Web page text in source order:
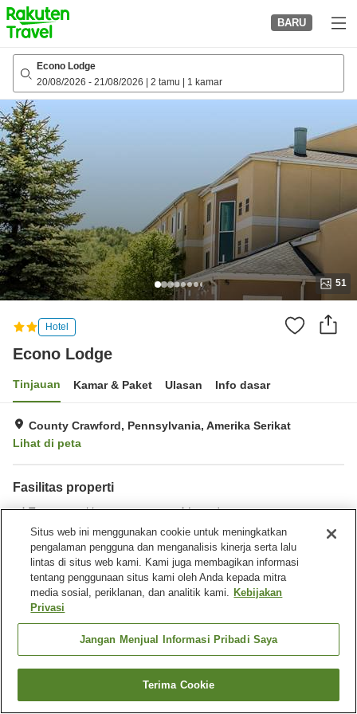
to
top
page
BARU
Econo Lodge
20/08/2026 - 21/08/2026 2 tamu 1 kamar
51
Hotel
Econo Lodge
Tinjauan Kamar & Paket Ulasan Info dasar
County Crawford, Pennsylvania, Amerika Serikat
Lihat di peta
Fasilitas properti
Tempat parkir Laundry
Beranda Amerika Serikat Pennsylvania
County Crawford
Econo Lodge
Cari kamar
Situs web ini menggunakan cookie untuk meningkatkan
pengalaman pengguna dan menganalisis kinerja serta lalu
lintas di situs web kami. Kami juga membagikan informasi
tentang penggunaan situs kami oleh Anda kepada mitra
media sosial, periklanan, dan analitik kami. Kebijakan
Privasi
Jangan Menjual Informasi Pribadi Saya
Terima Cookie